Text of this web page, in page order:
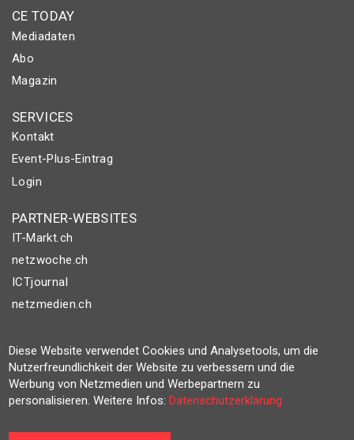
CE TODAY
Mediadaten
Abo
Magazin
SERVICES
Kontakt
Event-Plus-Eintrag
Login
PARTNER-WEBSITES
IT-Markt.ch
netzwoche.ch
ICTjournal
netzmedien.ch
Impressum
AGB
Nutzungsbestimmungen
Diese Website verwendet Cookies und Analysetools, um die
Nutzerfreundlichkeit der Website zu verbessern und die
Werbung von Netzmedien und Werbepartnern zu
personalisieren. Weitere Infos:Datenschutzerklärung